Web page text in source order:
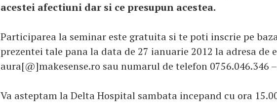
acestei afectiuni dar si ce presupun acestea.
Participarea la seminar este gratuita si te poti inscrie pe
prezentei tale pana la data de 27 ianuarie 2012 la adresa de
aura[@]makesense.ro sau numarul de telefon 0756.046.346
Va asteptam la Delta Hospital sambata incepand cu ora